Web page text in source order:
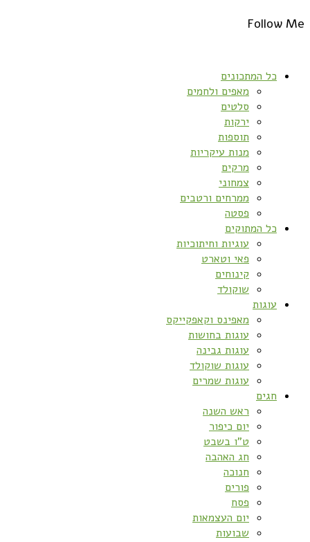
Follow Me
כל המתכונים
מאפים ולחמים
סלטים
ירקות
תוספות
מנות עיקריות
מרקים
צמחוני
ממרחים ורטבים
פסטה
כל המתוקים
עוגיות וחיתוכיות
פאי וטארט
קינוחים
שוקולד
עוגות
מאפינס וקאפקייקס
עוגות בחושות
עוגות גבינה
עוגות שוקולד
עוגות שמרים
חגים
ראש השנה
יום כיפור
ט”ו בשבט
חג האהבה
חנוכה
פורים
פסח
יום העצמאות
שבועות